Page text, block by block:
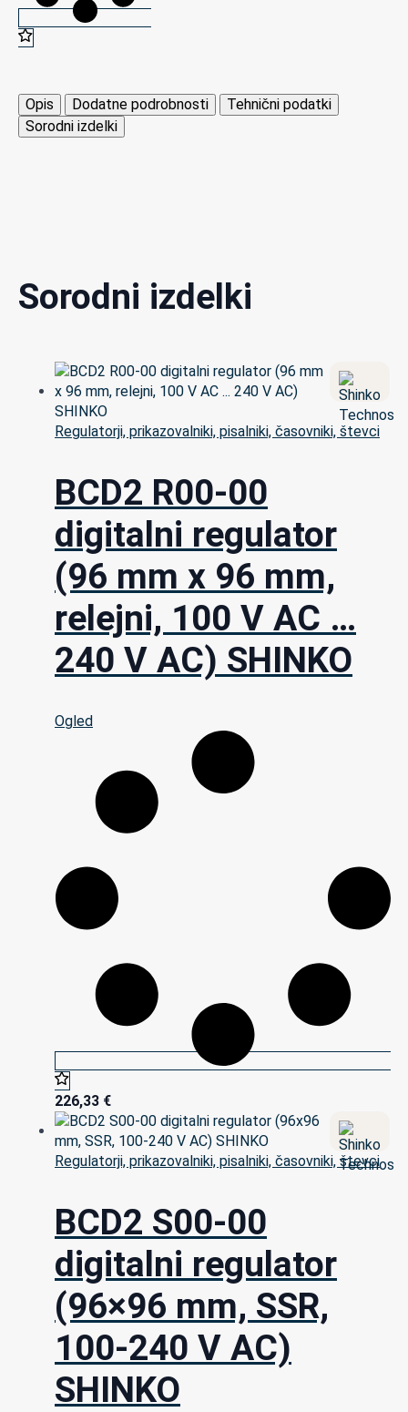
Opis Dodatne podrobnosti
Tehnični podatki
Sorodni izdelki
Sorodni izdelki
Regulatorji, prikazovalniki, pisalniki, časovniki, števci
BCD2 R00-00
digitalni regulator
(96 mm x 96 mm,
relejni, 100 V AC …
240 V AC) SHINKO
Ogled
226,33 €
Regulatorji, prikazovalniki, pisalniki, časovniki, števci
BCD2 S00-00
digitalni regulator
(96×96 mm, SSR,
100-240 V AC)
SHINKO